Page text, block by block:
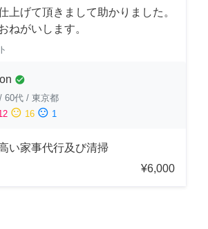
上げて頂きまして助かりました。
ねがいします。
check_circle
/ 60代 / 東京都
sentiment_neutral 16 sentiment_dissatisfied 1
い家事代行及び清掃
¥6,000